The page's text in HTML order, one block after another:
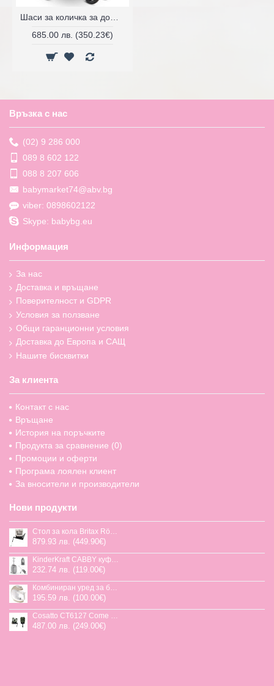
685.00 лв. (350.23€)
Връзка с нас
(02) 9 286 000
089 8 602 122
088 8 207 606
babymarket74@abv.bg
viber: 0898602122
Skype: babybg.eu
Информация
За нас
Доставка и връщане
Поверителност и GDPR
Условия за ползване
Общи гаранционни условия
Доставка до Европа и САЩ
Нашите бисквитки
За клиента
Контакт с нас
Връщане
История на поръчките
Продукта за сравнение (0)
Промоции и оферти
Програма лоялен клиент
За вносители и производители
Нови продукти
879.93 лв. (449.90€)
232.74 лв. (119.00€)
195.59 лв. (100.00€)
487.00 лв. (249.00€)